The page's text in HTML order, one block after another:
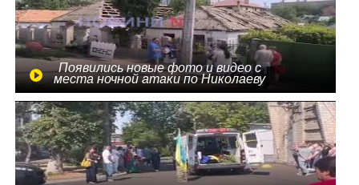
Появились новые фото и видео с
места ночной атаки по Николаеву